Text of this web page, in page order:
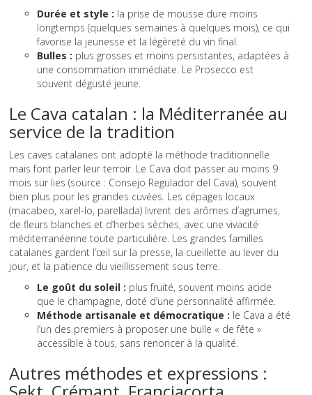
Durée et style : la prise de mousse dure moins
longtemps (quelques semaines à quelques mois), ce qui
favorise la jeunesse et la légèreté du vin final.
Bulles : plus grosses et moins persistantes, adaptées à
une consommation immédiate. Le Prosecco est
souvent dégusté jeune.
Le Cava catalan : la Méditerranée au
service de la tradition
Les caves catalanes ont adopté la méthode traditionnelle
mais font parler leur terroir. Le Cava doit passer au moins 9
mois sur lies (source : Consejo Regulador del Cava), souvent
bien plus pour les grandes cuvées. Les cépages locaux
(macabeo, xarel-lo, parellada) livrent des arômes d’agrumes,
de fleurs blanches et d’herbes sèches, avec une vivacité
méditerranéenne toute particulière. Les grandes familles
catalanes gardent l’œil sur la presse, la cueillette au lever du
jour, et la patience du vieillissement sous terre.
Le goût du soleil : plus fruité, souvent moins acide
que le champagne, doté d’une personnalité affirmée.
Méthode artisanale et démocratique : le Cava a été
l’un des premiers à proposer une bulle « de fête »
accessible à tous, sans renoncer à la qualité.
Autres méthodes et expressions :